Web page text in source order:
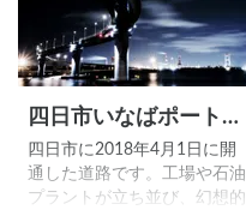
四日市いなばポートライン
四日市に2018年4月1日に開
通した道路です。工場や石油
プラントが立ち並び、幻想的